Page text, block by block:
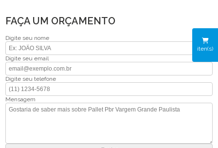
iten(s)
FAÇA UM ORÇAMENTO
Digite seu nome
Digite seu email
Digite seu telefone
Mensagem